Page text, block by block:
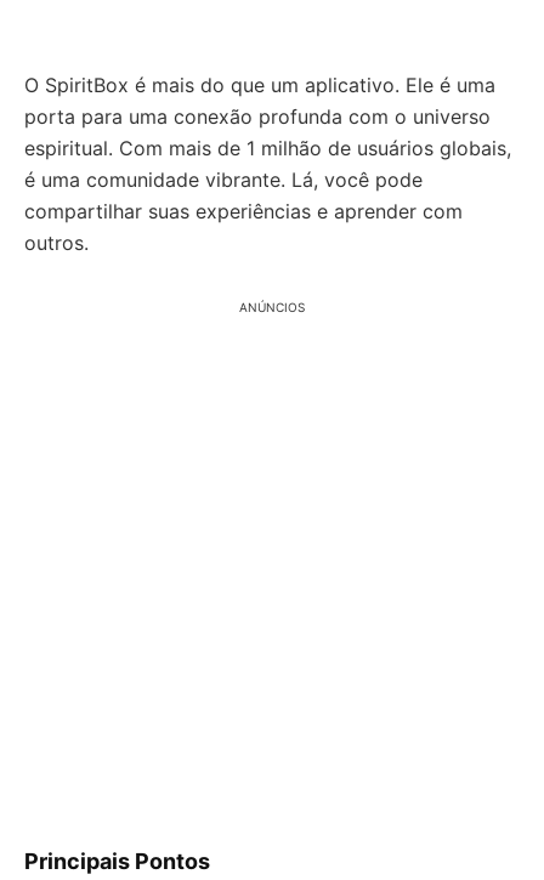
O SpiritBox é mais do que um aplicativo. Ele é uma
porta para uma conexão profunda com o universo
espiritual. Com mais de 1 milhão de usuários globais,
é uma comunidade vibrante. Lá, você pode
compartilhar suas experiências e aprender com
outros.
ANÚNCIOS
Principais Pontos